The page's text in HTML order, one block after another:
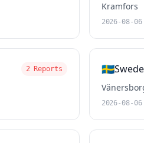
Kramfors
2026-08-06
2 Reports 🇸🇪
2026-08-06